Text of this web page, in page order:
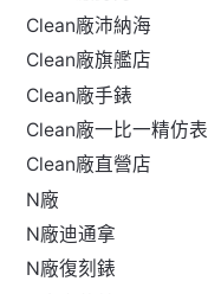
Clean廠沛納海
Clean廠旗艦店
Clean廠手錶
Clean廠一比一精仿表
Clean廠直營店
N廠
N廠迪通拿
N廠復刻錶